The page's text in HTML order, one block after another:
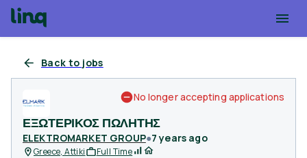
Back to jobs
ΕΞΩΤΕΡΙΚΟΣ ΠΩΛΗΤΗΣ
ELEKTROMARKET GROUP●7 years ago
No longer accepting applications
Greece, Attiki
Full Time